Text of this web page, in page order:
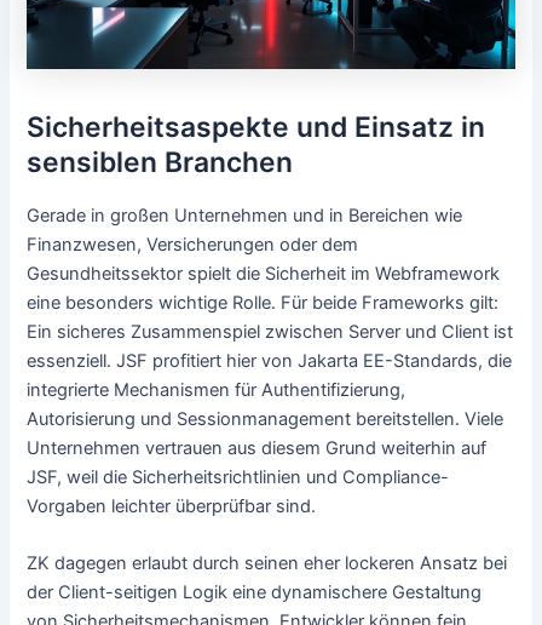
Sicherheitsaspekte und Einsatz in
sensiblen Branchen
Gerade in großen Unternehmen und in Bereichen wie
Finanzwesen, Versicherungen oder dem
Gesundheitssektor spielt die Sicherheit im Webframework
eine besonders wichtige Rolle. Für beide Frameworks gilt:
Ein sicheres Zusammenspiel zwischen Server und Client ist
essenziell. JSF profitiert hier von Jakarta EE-Standards, die
integrierte Mechanismen für Authentifizierung,
Autorisierung und Sessionmanagement bereitstellen. Viele
Unternehmen vertrauen aus diesem Grund weiterhin auf
JSF, weil die Sicherheitsrichtlinien und Compliance-
Vorgaben leichter überprüfbar sind.
ZK dagegen erlaubt durch seinen eher lockeren Ansatz bei
der Client-seitigen Logik eine dynamischere Gestaltung